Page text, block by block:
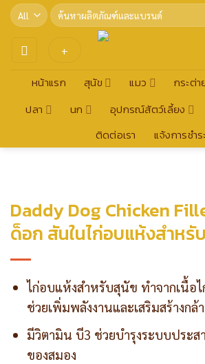
Skip
content
Search
for:
+
หน้าแรก สุนัข แมว
กระต่
ปลา
นก อุปกรณ์สัตว์เลี้ยง
ติดต่อเรา
แจ้งการชำร
Daddy Dog Chicken
ด็อก สันในไก่อบแห้งสำหรั
ไก่อบแห้งสำหรับสุนัข ทำจากเนื้อ
ช่วยเพิ่มพลังงานและเสริมสร้างกล้
มีวิตามิน บี3 ช่วยบำรุงระบบประส
ของสมอง